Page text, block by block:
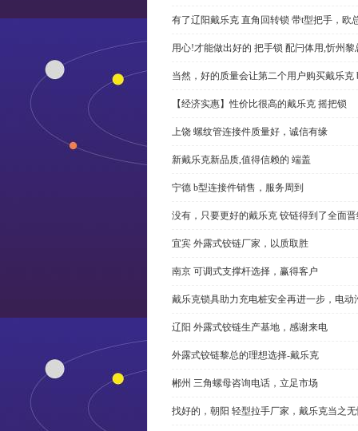
有了辽阳戴乐克 直角回转锁 带t型把手，欧
用心!才能做出好的 把手锁 配闩体用,忻州黎
当然，好的质量会让第二个用户购买戴乐克
【经济实惠】性价比很高的戴乐克 摇把锁
上饶 螺纹管连接件质量好，诚信有缘
新戴乐克新品质,值得信赖的 端盖
宁德 b型连接件销售，服务周到
没有，只要更好的戴乐克 铰链得到了全面
宜宾 外露式铰链厂家，以质取胜
南京 可调式支撑杆选择，赢得客户
戴乐克锁具助力充电桩安全再进一步，电动
辽阳 外露式铰链生产基地，感谢来电
外露式铰链黎总的理想选择-戴乐克
郴州 三角螺母咨询电话，立足市场
找好的，朝阳 轻型拉手厂家，戴乐克当之